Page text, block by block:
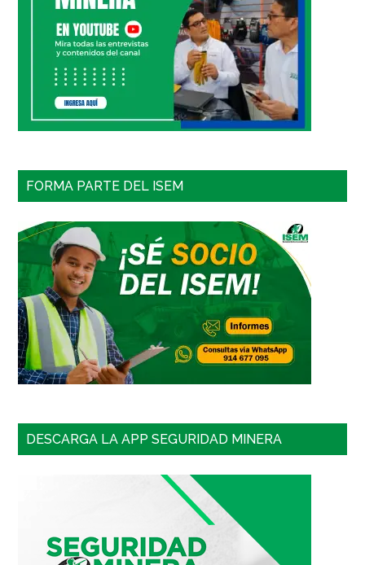
FORMA PARTE DEL ISEM
DESCARGA LA APP SEGURIDAD MINERA